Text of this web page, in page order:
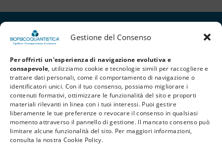
Gestione del Consenso
Per offrirti un'esperienza di navigazione evolutiva e
consapevole, utilizziamo cookie e tecnologie simili per raccogliere e
trattare dati personali, come il comportamento di navigazione o
identificatori unici. Con il tuo consenso, possiamo migliorare i
contenuti formativi, ottimizzare le funzionalità del sito e proporti
materiali rilevanti in linea con i tuoi interessi. Puoi gestire
liberamente le tue preferenze o revocare il consenso in qualsiasi
momento attraverso il pannello di gestione. Il mancato consenso può
limitare alcune funzionalità del sito. Per maggiori informazioni,
consulta la nostra Cookie Policy.
Privacy Policy Cookie Policy Termini e Condizioni
© 2026 BioPsicoQuantistica® – Tutti i diritti riservati. Powered byAthena
Company